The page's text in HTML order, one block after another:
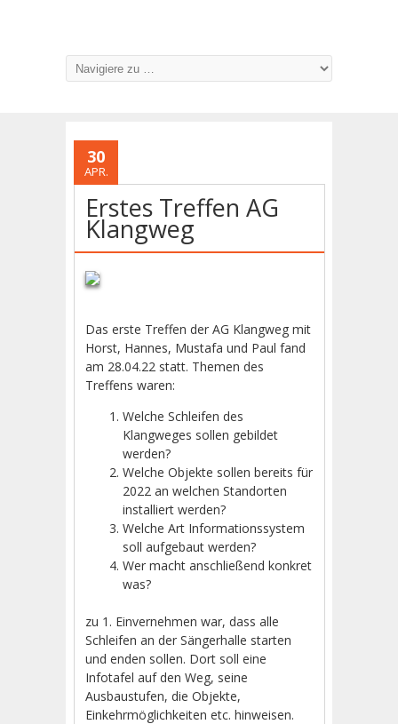
30
APR.
Erstes Treffen AG
Klangweg
Das erste Treffen der AG Klangweg mit
Horst, Hannes, Mustafa und Paul fand
am 28.04.22 statt. Themen des
Treffens waren:
Welche Schleifen des
Klangweges sollen gebildet
werden?
Welche Objekte sollen bereits für
2022 an welchen Standorten
installiert werden?
Welche Art Informationssystem
soll aufgebaut werden?
Wer macht anschließend konkret
was?
zu 1. Einvernehmen war, dass alle
Schleifen an der Sängerhalle starten
und enden sollen. Dort soll eine
Infotafel auf den Weg, seine
Ausbaustufen, die Objekte,
Einkehrmöglichkeiten etc. hinweisen.